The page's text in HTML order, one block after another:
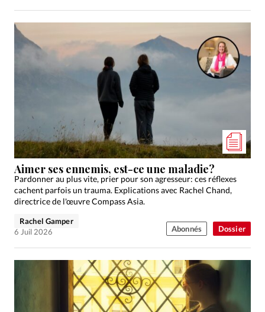
Dossier
Aimer ses ennemis, est-ce une maladie?
Pardonner au plus vite, prier pour son agresseur: ces réflexes
cachent parfois un trauma. Explications avec Rachel Chand,
directrice de l'œuvre Compass Asia.
Rachel Gamper
6 Juil 2026
Abonnés